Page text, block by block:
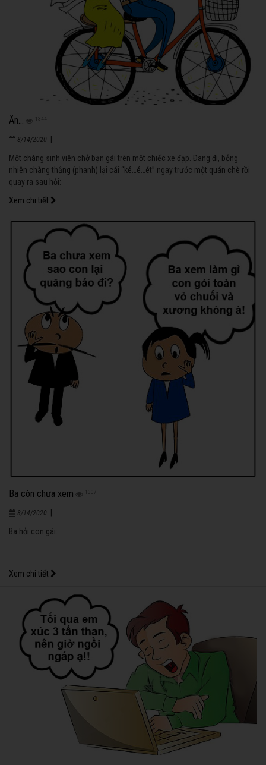
Ăn... 1344
8/14/2020 |
Một chàng sinh viên chở bạn gái trên một chiếc xe đạp. Ðang đi, bỗng
nhiên chàng thắng (phanh) lại cái “ké…é…ét” ngay trước một quán chè rồi
quay ra sau hỏi:
Xem chi tiết
Ba còn chưa xem 1307
8/14/2020
Ba hỏi con gái:
Xem chi tiết